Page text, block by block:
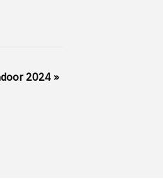
2024 »